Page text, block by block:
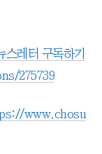
레터 구독하기
275739
www.chosu